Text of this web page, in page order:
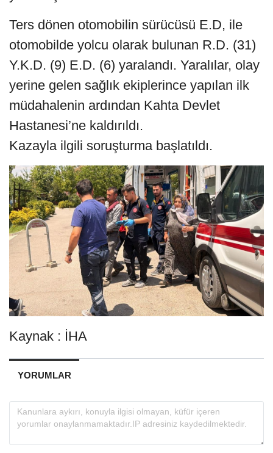
Ters dönen otomobilin sürücüsü E.D, ile
otomobilde yolcu olarak bulunan R.D. (31)
Y.K.D. (9) E.D. (6) yaralandı. Yaralılar, olay
yerine gelen sağlık ekiplerince yapılan ilk
müdahalenin ardından Kahta Devlet
Hastanesi’ne kaldırıldı.
Kazayla ilgili soruşturma başlatıldı.
Kaynak : İHA
YORUMLAR